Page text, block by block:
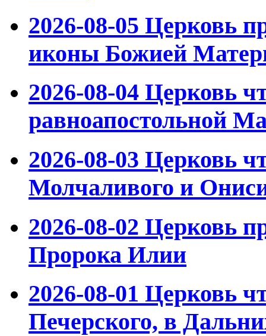
2026-08-05 Церковь
иконы Божией
2026-08-04 Церковь
равноапостольной
2026-08-03 Церковь
Молчаливого и
2026-08-02 Церковь
Пророка Илии
2026-08-01 Церковь
Печерского, в